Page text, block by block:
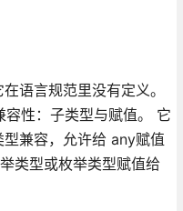
语言规范里没有定义。
性：子类型与赋值。 它
兼容，允许给 any赋值
类型或枚举类型赋值给